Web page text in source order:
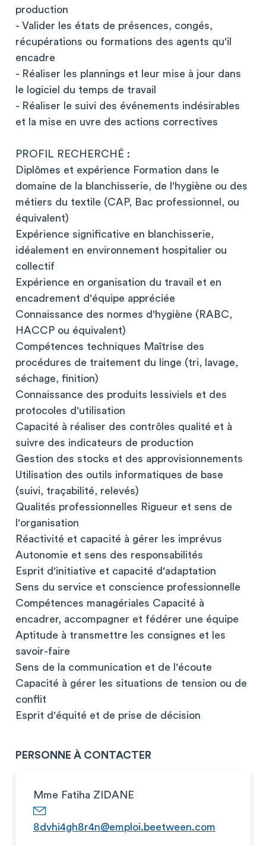
production
- Valider les états de présences, congés,
récupérations ou formations des agents qu'il
encadre
- Réaliser les plannings et leur mise à jour dans
le logiciel du temps de travail
- Réaliser le suivi des événements indésirables
et la mise en uvre des actions correctives
PROFIL RECHERCHÉ :
Diplômes et expérience Formation dans le
domaine de la blanchisserie, de l'hygiène ou des
métiers du textile (CAP, Bac professionnel, ou
équivalent)
Expérience significative en blanchisserie,
idéalement en environnement hospitalier ou
collectif
Expérience en organisation du travail et en
encadrement d'équipe appréciée
Connaissance des normes d'hygiène (RABC,
HACCP ou équivalent)
Compétences techniques Maîtrise des
procédures de traitement du linge (tri, lavage,
séchage, finition)
Connaissance des produits lessiviels et des
protocoles d'utilisation
Capacité à réaliser des contrôles qualité et à
suivre des indicateurs de production
Gestion des stocks et des approvisionnements
Utilisation des outils informatiques de base
(suivi, traçabilité, relevés)
Qualités professionnelles Rigueur et sens de
l'organisation
Réactivité et capacité à gérer les imprévus
Autonomie et sens des responsabilités
Esprit d'initiative et capacité d'adaptation
Sens du service et conscience professionnelle
Compétences managériales Capacité à
encadrer, accompagner et fédérer une équipe
Aptitude à transmettre les consignes et les
savoir-faire
Sens de la communication et de l'écoute
Capacité à gérer les situations de tension ou de
conflit
Esprit d'équité et de prise de décision
PERSONNE À CONTACTER
Mme Fatiha ZIDANE
8dvhi4gh8r4n@emploi.beetween.com